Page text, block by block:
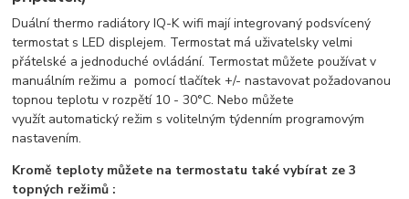
Duální thermo radiátory IQ-K wifi mají integrovaný podsvícený
termostat s LED displejem. Termostat má uživatelsky velmi
přátelské a jednoduché ovládání. Termostat můžete používat v
manuálním režimu a pomocí tlačítek +/- nastavovat požadovanou
topnou teplotu v rozpětí 10 - 30°C. Nebo můžete
využít automatický režim s volitelným týdenním programovým
nastavením.
Kromě teploty můžete na termostatu také vybírat ze 3
topných režimů :